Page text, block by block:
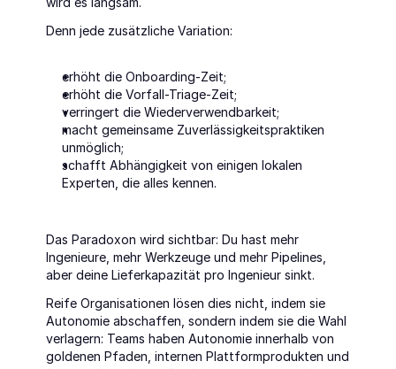
Denn jede zusätzliche Variation:
erhöht die Onboarding-Zeit;
erhöht die Vorfall-Triage-Zeit;
verringert die Wiederverwendbarkeit;
macht gemeinsame Zuverlässigkeitspraktiken
unmöglich;
schafft Abhängigkeit von einigen lokalen
Experten, die alles kennen.
Das Paradoxon wird sichtbar: Du hast mehr
Ingenieure, mehr Werkzeuge und mehr Pipelines,
aber deine Lieferkapazität pro Ingenieur sinkt.
Reife Organisationen lösen dies nicht, indem sie
Autonomie abschaffen, sondern indem sie die Wahl
verlagern: Teams haben Autonomie innerhalb von
goldenen Pfaden, internen Plattformprodukten und